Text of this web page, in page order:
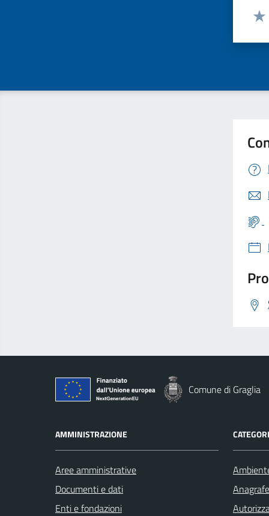
Comune di Graglia
AMMINISTRAZIONE
Aree amministrative
Documenti e dati
Enti e fondazioni